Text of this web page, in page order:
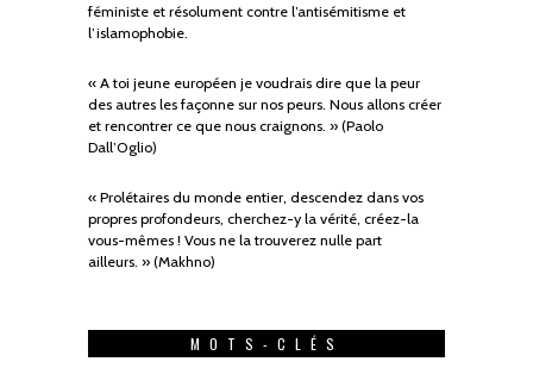
féministe et résolument contre l’antisémitisme et
l’islamophobie.
« A toi jeune européen je voudrais dire que la peur
des autres les façonne sur nos peurs. Nous allons créer
et rencontrer ce que nous craignons. » (Paolo
Dall’Oglio)
« Prolétaires du monde entier, descendez dans vos
propres profondeurs, cherchez-y la vérité, créez-la
vous-mêmes ! Vous ne la trouverez nulle part
ailleurs. » (Makhno)
MOTS-CLÉS